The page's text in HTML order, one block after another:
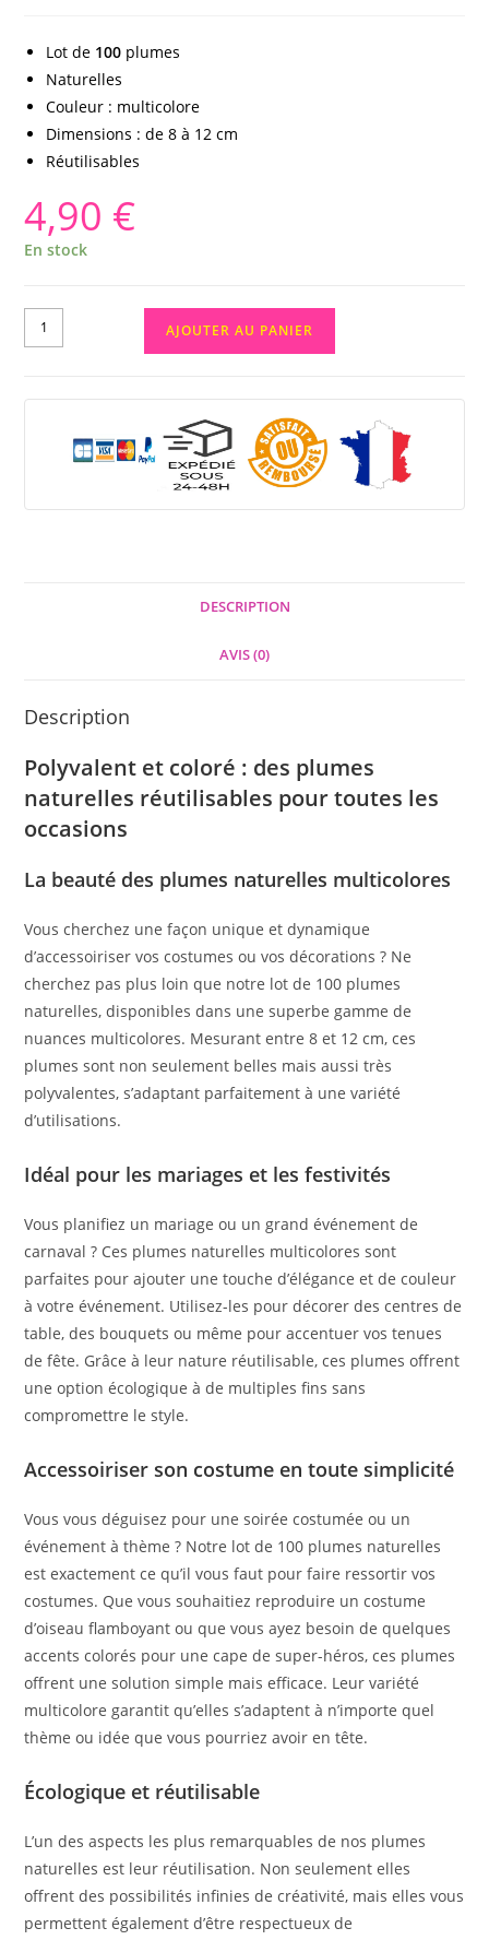
Lot de 100 plumes
Naturelles
Couleur : multicolore
Dimensions : de 8 à 12 cm
Réutilisables
4,90 €
En stock
AJOUTER AU PANIER
DESCRIPTION
AVIS (0)
Description
Polyvalent et coloré : des plumes
naturelles réutilisables pour toutes les
occasions
La beauté des plumes naturelles multicolores
Vous cherchez une façon unique et dynamique
d’accessoiriser vos costumes ou vos décorations ? Ne
cherchez pas plus loin que notre lot de 100 plumes
naturelles, disponibles dans une superbe gamme de
nuances multicolores. Mesurant entre 8 et 12 cm, ces
plumes sont non seulement belles mais aussi très
polyvalentes, s’adaptant parfaitement à une variété
d’utilisations.
Idéal pour les mariages et les festivités
Vous planifiez un mariage ou un grand événement de
carnaval ? Ces plumes naturelles multicolores sont
parfaites pour ajouter une touche d’élégance et de couleur
à votre événement. Utilisez-les pour décorer des centres de
table, des bouquets ou même pour accentuer vos tenues
de fête. Grâce à leur nature réutilisable, ces plumes offrent
une option écologique à de multiples fins sans
compromettre le style.
Accessoiriser son costume en toute simplicité
Vous vous déguisez pour une soirée costumée ou un
événement à thème ? Notre lot de 100 plumes naturelles
est exactement ce qu’il vous faut pour faire ressortir vos
costumes. Que vous souhaitiez reproduire un costume
d’oiseau flamboyant ou que vous ayez besoin de quelques
accents colorés pour une cape de super-héros, ces plumes
offrent une solution simple mais efficace. Leur variété
multicolore garantit qu’elles s’adaptent à n’importe quel
thème ou idée que vous pourriez avoir en tête.
Écologique et réutilisable
L’un des aspects les plus remarquables de nos plumes
naturelles est leur réutilisation. Non seulement elles
offrent des possibilités infinies de créativité, mais elles vous
permettent également d’être respectueux de